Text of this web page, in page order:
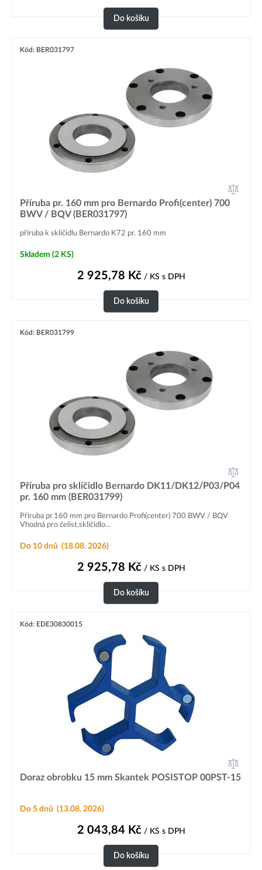
Do košíku
Kód: BER031797
Příruba pr. 160 mm pro Bernardo Profi(center) 700
BWV / BQV (BER031797)
příruba k sklíčidlu Bernardo K72 pr. 160 mm
Skladem (2 KS)
2 925,78 Kč/ KS s DPH
Do košíku
Kód: BER031799
Příruba pro sklíčidlo Bernardo DK11/DK12/P03/P04
pr. 160 mm (BER031799)
Příruba pr.160 mm pro Bernardo Profi(center) 700 BWV / BQV
Vhodná pro čelist.sklíčidlo...
Do 10 dnů (18.08. 2026)
2 925,78 Kč/ KS s DPH
Do košíku
Kód: EDE30830015
Doraz obrobku 15 mm Skantek POSISTOP 00PST-15
Do 5 dnů (13.08. 2026)
2 043,84 Kč/ KS s DPH
Do košíku